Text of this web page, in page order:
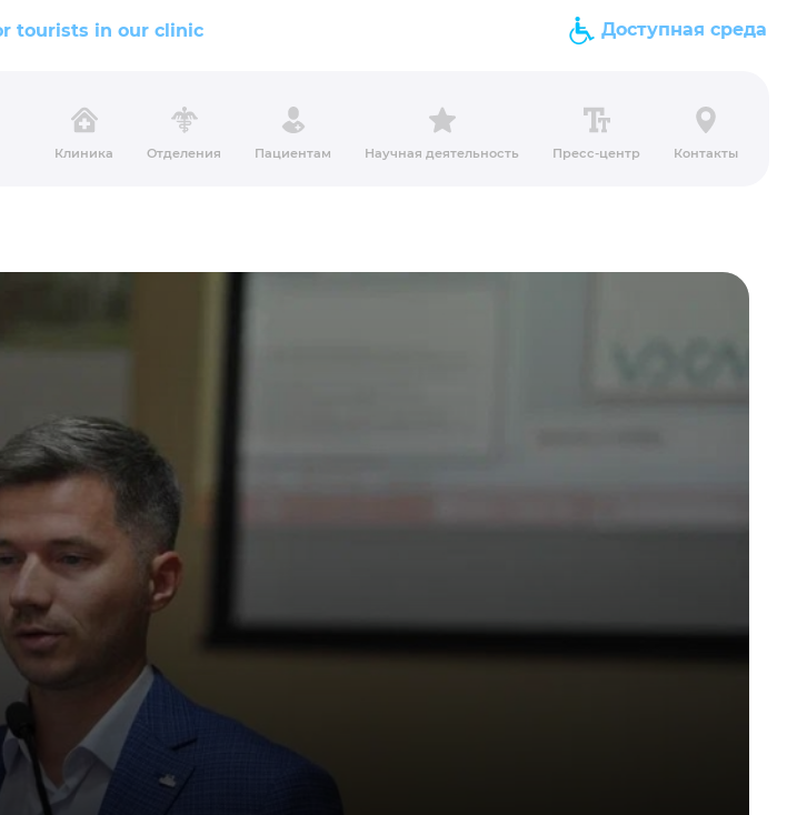
tourists in our clinic Доступная среда
Клиника Отделения Пациентам Научная деятельность Пресс-центр Контакты